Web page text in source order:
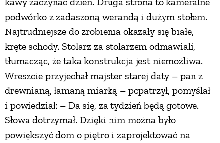
podwórko z zadaszoną werandą i dużym stołem.
Najtrudniejsze do zrobienia okazały się białe,
kręte schody. Stolarz za stolarzem odmawiali,
tłumacząc, że taka konstrukcja jest niemożliwa.
Wreszcie przyjechał majster starej daty – pan z
drewnianą, łamaną miarką – popatrzył, pomyślał
i powiedział: – Da się, za tydzień będą gotowe.
Słowa dotrzymał. Dzięki nim można było
powiększyć dom o piętro i zaprojektować na